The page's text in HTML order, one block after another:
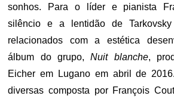
sonhos. Para o líder e pianista
silêncio e a lentidão de Tarkovsky
relacionados com a estética
álbum do grupo,Nuit blanche,
Eicher em Lugano em abril de
diversas composta por François